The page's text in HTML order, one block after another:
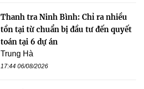
Thanh tra Ninh Bình: Chỉ ra nhiều
tồn tại từ chuẩn bị đầu tư đến quyết
toán tại 6 dự án
Trung Hà
17:44 06/08/2026